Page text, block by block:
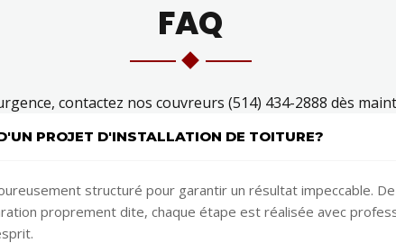
FAQ
contactez nos couvreurs (514) 434-2888 dès
PROJET D'INSTALLATION DE TOITURE?
structuré pour garantir un résultat impeccable.
proprement dite, chaque étape est réalisée avec